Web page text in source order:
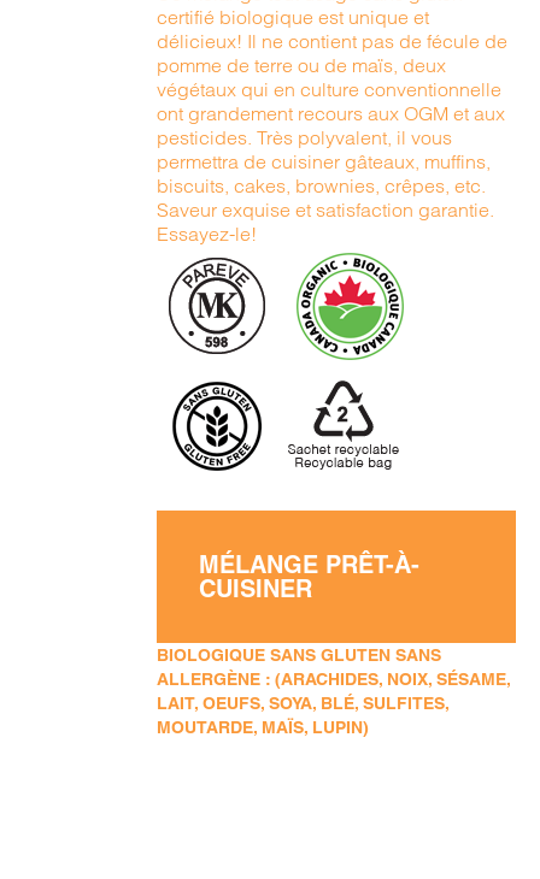
certifié biologique est unique et
délicieux! Il ne contient pas de fécule de
pomme de terre ou de maïs, deux
végétaux qui en culture conventionnelle
ont grandement recours aux OGM et aux
pesticides. Très polyvalent, il vous
permettra de cuisiner gâteaux, muffins,
biscuits, cakes, brownies, crêpes, etc.
Saveur exquise et satisfaction garantie.
Essayez-le!
MÉLANGE PRÊT-À-
CUISINER
BIOLOGIQUE SANS GLUTEN SANS
ALLERGÈNE : (ARACHIDES, NOIX, SÉSAME,
LAIT, OEUFS, SOYA, BLÉ, SULFITES,
MOUTARDE, MAÏS, LUPIN)